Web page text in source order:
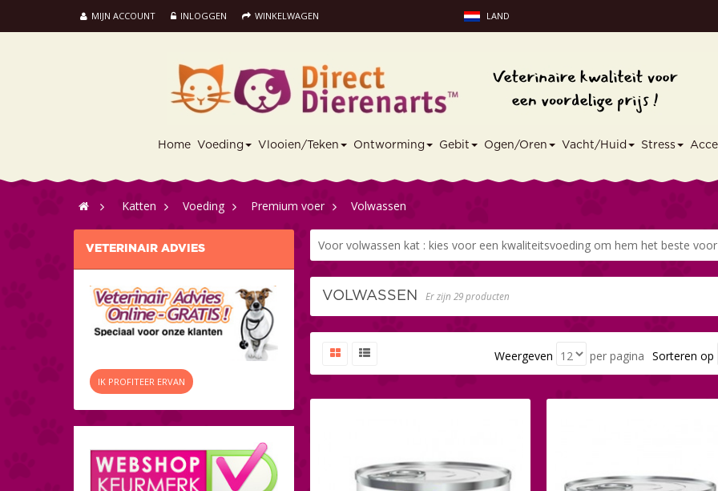
MIJN ACCOUNT INLOGGEN WINKELWAGEN LAND
Home Voeding Vlooien/Teken Ontworming Gebit Ogen/Oren Vacht/Huid Stress
> Katten > Voeding > Premium voer > Volwassen
VETERINAIR ADVIES
IK PROFITEER ERVAN
Voor volwassen kat : kies voor een kwaliteitsvoeding om hem het beste
VOLWASSEN Er zijn 29 producten
Sorteren op
Weergeven per pagina